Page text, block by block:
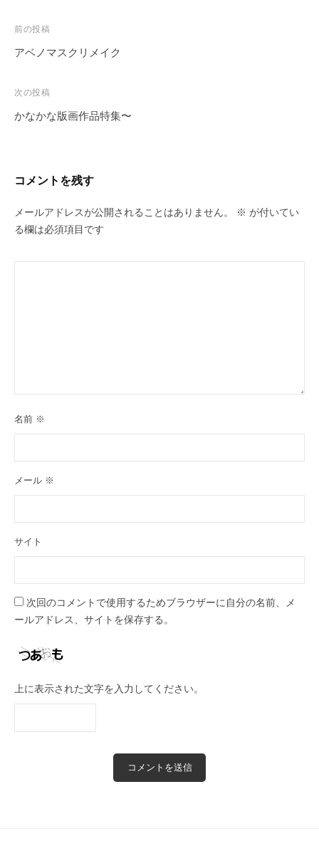
投
稿
ビ
ゲ
前の投稿
アベノマスクリメイク
次の投稿
かなかな版画作品特集〜
コメントを残す
メールアドレスが公開されることはありません。 ※ が付いてい
る欄は必須項目です
名前 ※
メール ※
サイト
次回のコメントで使用するためブラウザーに自分の名前、メ
ールアドレス、サイトを保存する。
上に表示された文字を入力してください。